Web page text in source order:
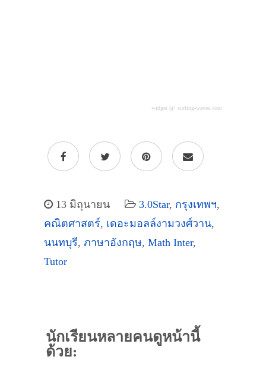
widget @ surfing-waves.com
13 มิถุนายน 3.0Star, กรุงเทพฯ,
คณิตศาสตร์, เดอะมอลล์งามวงศ์วาน,
นนทบุรี, ภาษาอังกฤษ, Math Inter,
Tutor
นักเรียนหลายคนดูหน้านี้
ด้วย: